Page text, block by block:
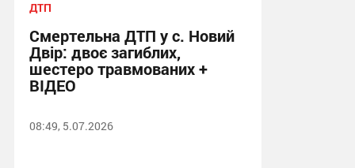
ДТП
Смертельна ДТП у с. Новий
Двір: двоє загиблих,
шестеро травмованих +
ВІДЕО
08:49, 5.07.2026